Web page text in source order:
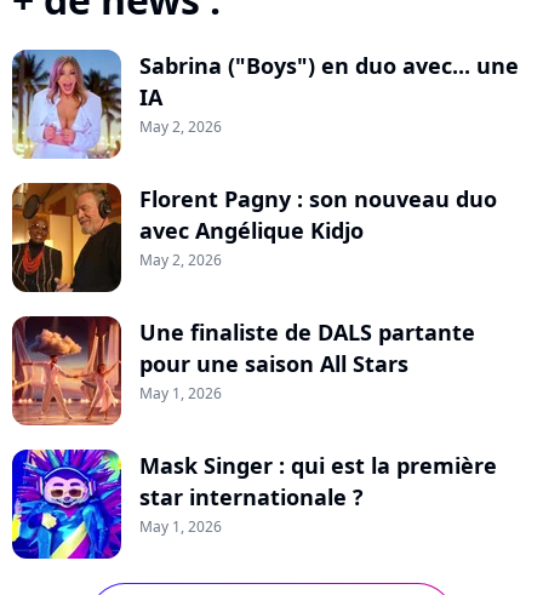
Sabrina ("Boys") en duo avec... une
IA
May 2, 2026
Florent Pagny : son nouveau duo
avec Angélique Kidjo
May 2, 2026
Une finaliste de DALS partante
pour une saison All Stars
May 1, 2026
Mask Singer : qui est la première
star internationale ?
May 1, 2026